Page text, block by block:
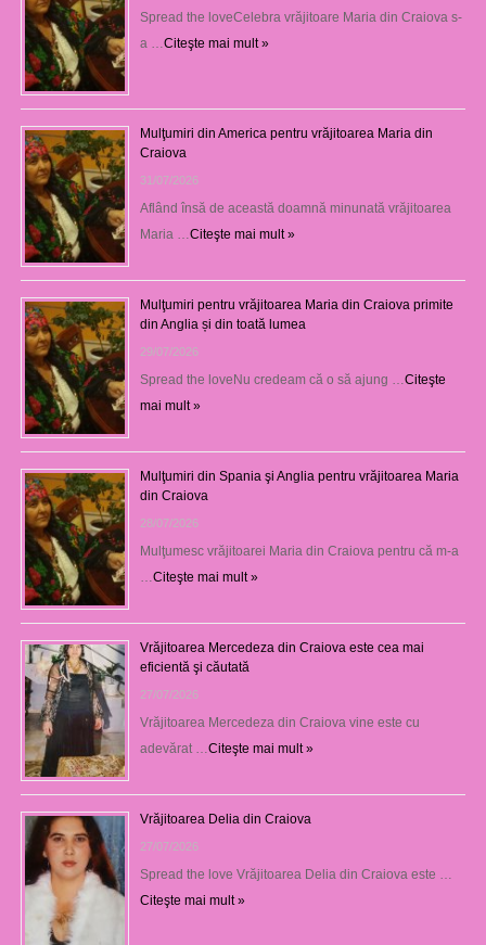
Spread the loveCelebra vrăjitoare Maria din Craiova s-
a …Citeşte mai mult »
Mulţumiri din America pentru vrăjitoarea Maria din
Craiova
31/07/2026
Aflând însă de această doamnă minunată vrăjitoarea
Maria …Citeşte mai mult »
Mulţumiri pentru vrăjitoarea Maria din Craiova primite
din Anglia și din toată lumea
29/07/2026
Spread the loveNu credeam că o să ajung …Citeşte
mai mult »
Mulţumiri din Spania şi Anglia pentru vrăjitoarea Maria
din Craiova
28/07/2026
Mulţumesc vrăjitoarei Maria din Craiova pentru că m-a
…Citeşte mai mult »
Vrăjitoarea Mercedeza din Craiova este cea mai
eficientă şi căutată
27/07/2026
Vrăjitoarea Mercedeza din Craiova vine este cu
adevărat …Citeşte mai mult »
Vrăjitoarea Delia din Craiova
27/07/2026
Spread the love Vrăjitoarea Delia din Craiova este …
Citeşte mai mult »